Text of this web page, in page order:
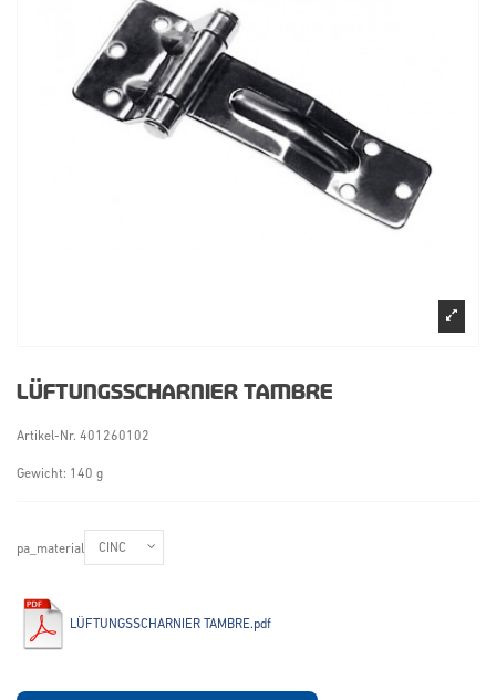
LÜFTUNGSSCHARNIER TAMBRE
Artikel-Nr. 401260102
Gewicht: 140 g
pa_material
LÜFTUNGSSCHARNIER TAMBRE.pdf